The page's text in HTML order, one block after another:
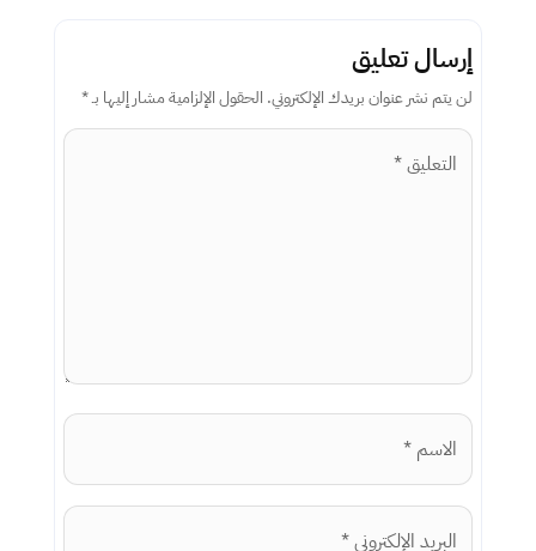
إرسال تعليق
لن يتم نشر عنوان بريدك الإلكتروني. الحقول الإلزامية مشار إليها بـ*